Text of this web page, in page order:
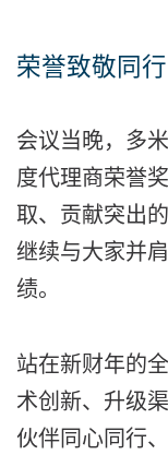
荣誉致敬同
会议当晚，多
度代理商荣誉
取、贡献突出
继续与大家并
绩。
站在新财年的
术创新、升级
伙伴同心同行